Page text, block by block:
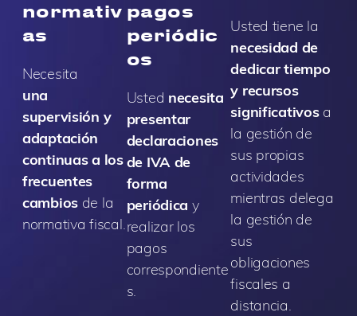
normativ
as
Necesita
una
supervisión y
adaptación
continuas a los
frecuentes
cambios de la
normativa fiscal.
pagos
periódic
os
Usted necesita
presentar
declaraciones
de IVA de
forma
periódica y
realizar los
pagos
correspondiente
s.
Usted tiene la
necesidad de
dedicar tiempo
y recursos
significativosa
la gestión de
sus propias
actividades
mientras delega
la gestión de
sus
obligaciones
fiscales a
distancia.